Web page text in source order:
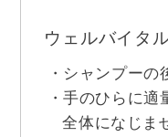
ウェルバイタ
シャンプーの
手のひらに適
全体になじま